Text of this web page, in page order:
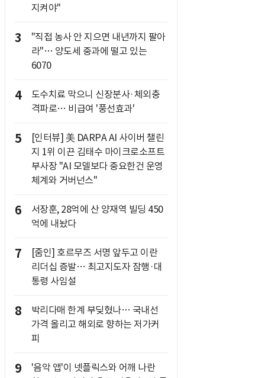
지켜야"
3
"직접 농사 안 지으면 내년까지 팔아
라"… 양도세 중과에 떨고 있는
6070
4
도수치료 막으니 신장분사·체외충
격파로… 비급여 '풍선효과'
5
[인터뷰] 美 DARPA AI 사이버 챌린
지 1위 이끈 김태수 마이크로소프트
부사장 "AI 모델보다 중요한건 운영
체계와 거버넌스"
6
서장훈, 28억에 산 양재역 빌딩 450
억에 내놨다
7
[줌인] 호르무즈 서명 앞두고 이란
리더십 증발… 최고지도자 잠행·대
통령 사임설
8
박리다매 한계 부딪혔나… 국내선
가격 올리고 해외로 향하는 저가커
피
9
'음악 앱'이 넷플릭스와 어깨 나란